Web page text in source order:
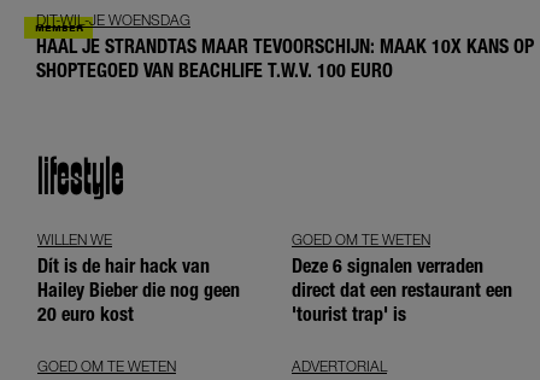
DIT-WIL-JE WOENSDAG
HAAL JE STRANDTAS MAAR TEVOORSCHIJN: MAAK 10X KANS OP
SHOPTEGOED VAN BEACHLIFE T.W.V. 100 EURO
lifestyle
WILLEN WE
Dít is de hair hack van
Hailey Bieber die nog geen
20 euro kost
GOED OM TE WETEN
Deze 6 signalen verraden
direct dat een restaurant een
'tourist trap' is
GOED OM TE WETEN ADVERTORIAL